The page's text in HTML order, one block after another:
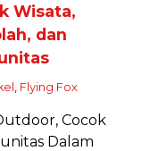
Wisata,
dan
Flying Fox
Cocok
Dalam